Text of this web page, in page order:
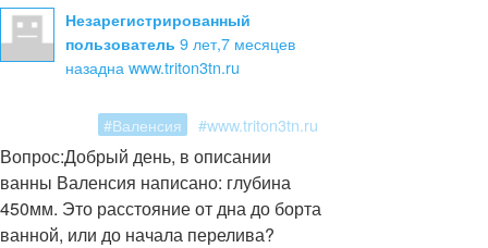
Незарегистрированный
пользователь 9 лет,7 месяцев
назадна www.triton3tn.ru
#Валенсия #www.triton3tn.ru
Вопрос:Добрый день, в описании
ванны Валенсия написано: глубина
450мм. Это расстояние от дна до борта
ванной, или до начала перелива?